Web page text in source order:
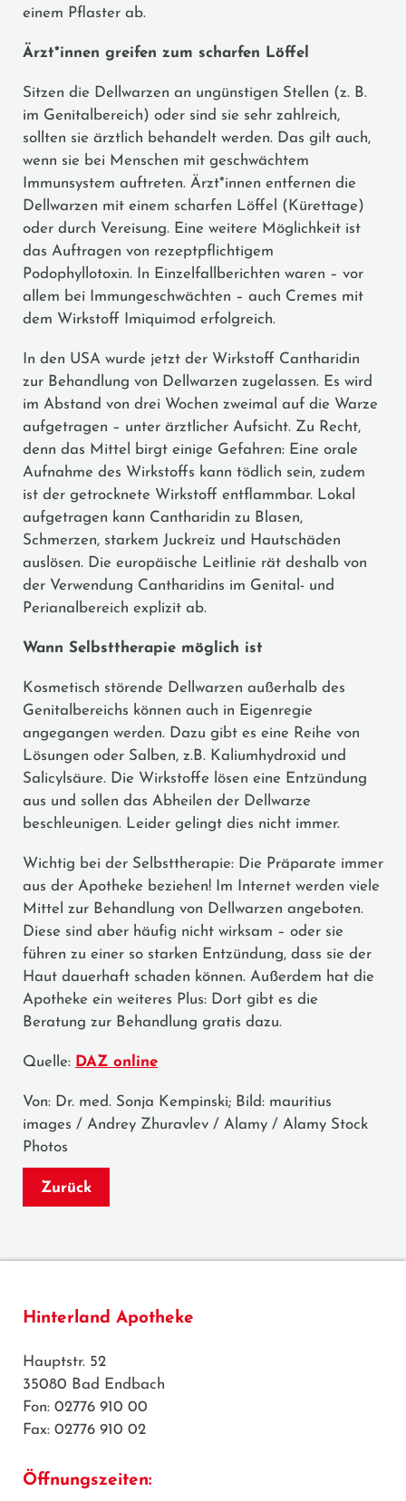
einem Pflaster ab.
Ärzt*innen greifen zum scharfen Löffel
Sitzen die Dellwarzen an ungünstigen Stellen (z. B.
im Genitalbereich) oder sind sie sehr zahlreich,
sollten sie ärztlich behandelt werden. Das gilt auch,
wenn sie bei Menschen mit geschwächtem
Immunsystem auftreten. Ärzt*innen entfernen die
Dellwarzen mit einem scharfen Löffel (Kürettage)
oder durch Vereisung. Eine weitere Möglichkeit ist
das Auftragen von rezeptpflichtigem
Podophyllotoxin. In Einzelfallberichten waren – vor
allem bei Immungeschwächten – auch Cremes mit
dem Wirkstoff Imiquimod erfolgreich.
In den USA wurde jetzt der Wirkstoff Cantharidin
zur Behandlung von Dellwarzen zugelassen. Es wird
im Abstand von drei Wochen zweimal auf die Warze
aufgetragen – unter ärztlicher Aufsicht. Zu Recht,
denn das Mittel birgt einige Gefahren: Eine orale
Aufnahme des Wirkstoffs kann tödlich sein, zudem
ist der getrocknete Wirkstoff entflammbar. Lokal
aufgetragen kann Cantharidin zu Blasen,
Schmerzen, starkem Juckreiz und Hautschäden
auslösen. Die europäische Leitlinie rät deshalb von
der Verwendung Cantharidins im Genital- und
Perianalbereich explizit ab.
Wann Selbsttherapie möglich ist
Kosmetisch störende Dellwarzen außerhalb des
Genitalbereichs können auch in Eigenregie
angegangen werden. Dazu gibt es eine Reihe von
Lösungen oder Salben, z.B. Kaliumhydroxid und
Salicylsäure. Die Wirkstoffe lösen eine Entzündung
aus und sollen das Abheilen der Dellwarze
beschleunigen. Leider gelingt dies nicht immer.
Wichtig bei der Selbsttherapie: Die Präparate immer
aus der Apotheke beziehen! Im Internet werden viele
Mittel zur Behandlung von Dellwarzen angeboten.
Diese sind aber häufig nicht wirksam – oder sie
führen zu einer so starken Entzündung, dass sie der
Haut dauerhaft schaden können. Außerdem hat die
Apotheke ein weiteres Plus: Dort gibt es die
Beratung zur Behandlung gratis dazu.
Quelle: DAZ online
Von: Dr. med. Sonja Kempinski; Bild: mauritius
images / Andrey Zhuravlev / Alamy / Alamy Stock
Photos
Zurück
Hinterland Apotheke
Hauptstr. 52
35080 Bad Endbach
Fon: 02776 910 00
Fax: 02776 910 02
Öffnungszeiten: